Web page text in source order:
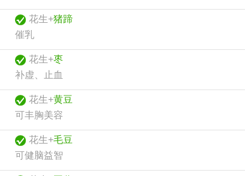
花生+猪蹄
催乳
花生+枣
补虚、止血
花生+黄豆
可丰胸美容
花生+毛豆
可健脑益智